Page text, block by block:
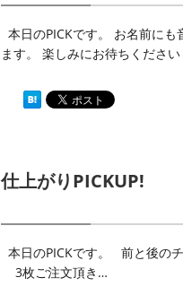
本日のPICKです。 お名前に
ます。 楽しみにお待ちください
仕上がりPICKUP!
本日のPICKです。 前と後の
3枚ご注文頂き…